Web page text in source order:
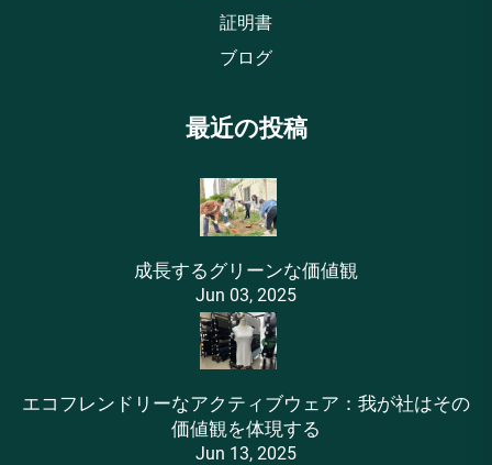
証明書
ブログ
最近の投稿
成長するグリーンな価値観
Jun 03, 2025
エコフレンドリーなアクティブウェア：我が社はその
価値観を体現する
Jun 13, 2025